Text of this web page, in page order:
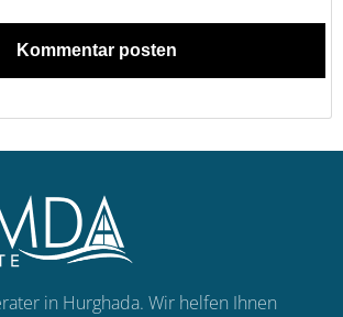
in Hurghada. Wir helfen Ihnen